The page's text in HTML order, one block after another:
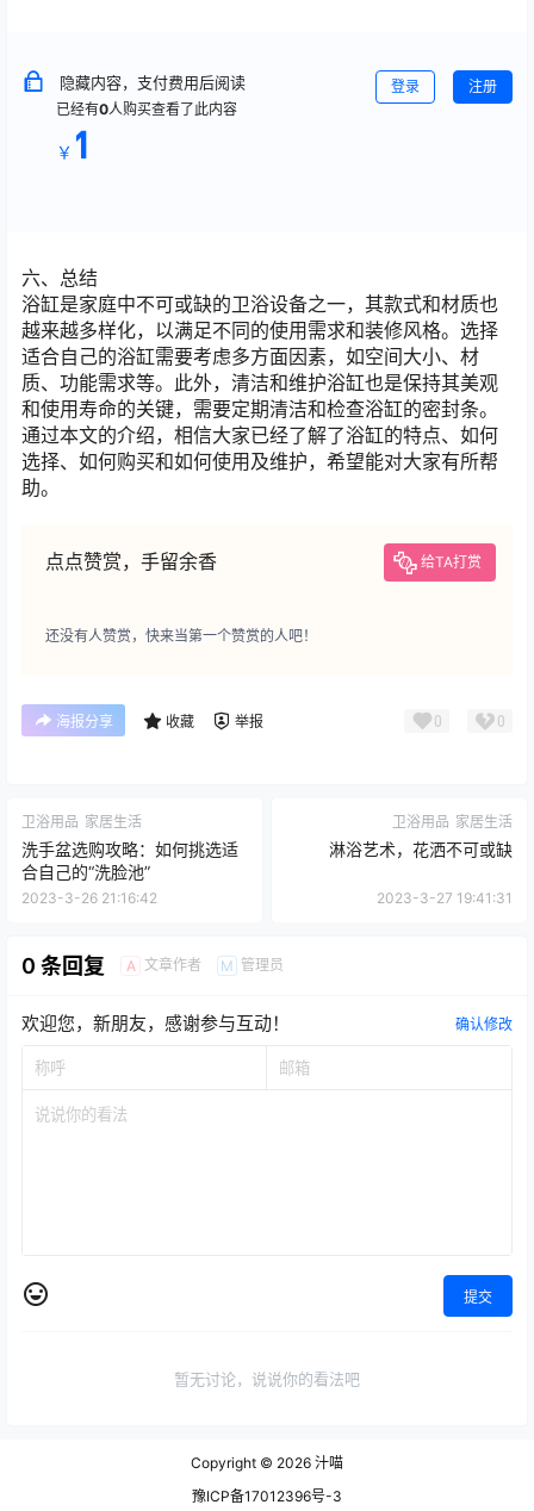
隐藏内容，支付费用后阅读
已经有0人购买查看了此内容
￥ 1
登录 注册
六、总结
浴缸是家庭中不可或缺的卫浴设备之一，其款式和材质也
越来越多样化，以满足不同的使用需求和装修风格。选择
适合自己的浴缸需要考虑多方面因素，如空间大小、材
质、功能需求等。此外，清洁和维护浴缸也是保持其美观
和使用寿命的关键，需要定期清洁和检查浴缸的密封条。
通过本文的介绍，相信大家已经了解了浴缸的特点、如何
选择、如何购买和如何使用及维护，希望能对大家有所帮
助。
点点赞赏，手留余香 给TA打赏
还没有人赞赏，快来当第一个赞赏的人吧！
海报分享 收藏 举报 0 0
卫浴用品 家居生活
洗手盆选购攻略：如何挑选适
合自己的“洗脸池”
2023-3-26 21:16:42
卫浴用品 家居生活
淋浴艺术，花洒不可或缺
2023-3-27 19:41:31
0 条回复 A 文章作者 M 管理员
欢迎您，新朋友，感谢参与互动！ 确认修改
提交
暂无讨论，说说你的看法吧
Copyright © 2026 汁喵
豫ICP备17012396号-3